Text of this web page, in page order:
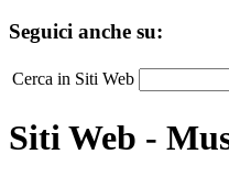
Seguici anche su:
Cerca in Siti Web
Siti Web -